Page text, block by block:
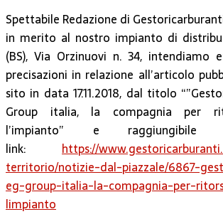
Spettabile Redazione di
in merito al nostro impianto di
(BS), Via Orzinuovi n. 34, intendiamo
precisazioni in relazione all’articolo
sito in data 17.11.2018, dal titolo
Group italia, la compagnia per
l’impianto” e raggiungibile
link: https://
territorio/notizie-dal-piazzale/6867-
eg-group-italia-la-compagnia-per-
limpianto